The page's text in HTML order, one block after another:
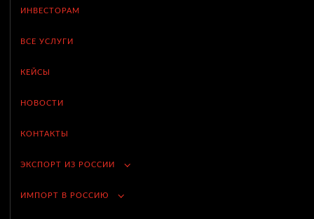
ИНВЕСТОРАМ
ВСЕ УСЛУГИ
КЕЙСЫ
НОВОСТИ
КОНТАКТЫ
ЭКСПОРТ ИЗ РОССИИ
ИМПОРТ В РОССИЮ